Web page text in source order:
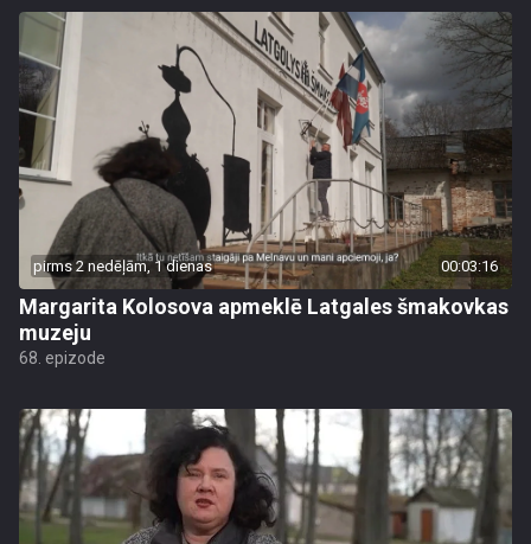
pirms 2 nedēļām, 1 dienas 00:03:16
Margarita Kolosova apmeklē Latgales šmakovkas
muzeju
68. epizode